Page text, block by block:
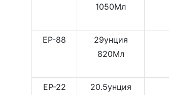
1050Мл
EP-88
29унция
820Мл
EP-22
20.5унция